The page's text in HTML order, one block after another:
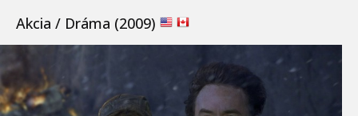
Akcia / Dráma (2009)